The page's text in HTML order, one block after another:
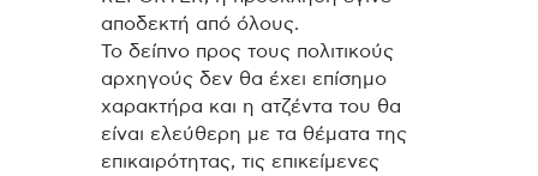
αποδεκτή από όλους.
Το δείπνο προς τους πολιτικούς
αρχηγούς δεν θα έχει επίσημο
χαρακτήρα και η ατζέντα του θα
είναι ελεύθερη με τα θέματα της
επικαιρότητας, τις επικείμενες